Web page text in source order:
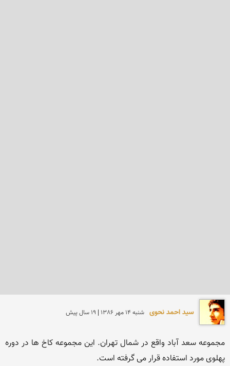
سید احمد نحوی شنبه 14 مهر 1386 | 19 سال پیش
پهلوی مورد استفاده قرار می گرفته است.